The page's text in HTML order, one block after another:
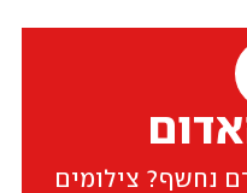
נחשף? צילומים